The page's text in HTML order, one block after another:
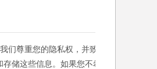
们尊重您的隐私权，并致
储这些信息。如果您不希